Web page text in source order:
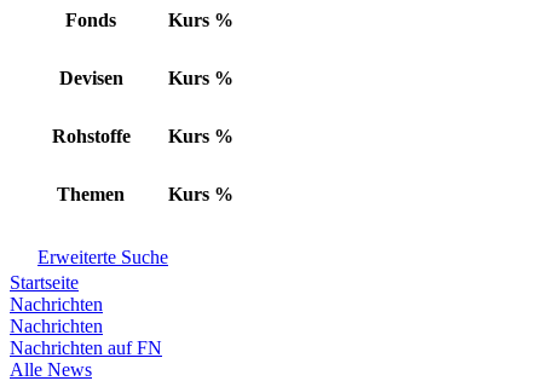
Fonds Kurs %
Devisen Kurs %
Rohstoffe Kurs %
Themen Kurs %
Erweiterte Suche
Startseite
Nachrichten
Nachrichten
Nachrichten auf FN
Alle News